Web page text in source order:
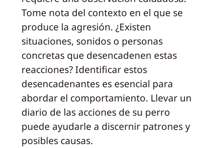
Tome nota del contexto en el que se
produce la agresión. ¿Existen
situaciones, sonidos o personas
concretas que desencadenen estas
reacciones? Identificar estos
desencadenantes es esencial para
abordar el comportamiento. Llevar un
diario de las acciones de su perro
puede ayudarle a discernir patrones y
posibles causas.